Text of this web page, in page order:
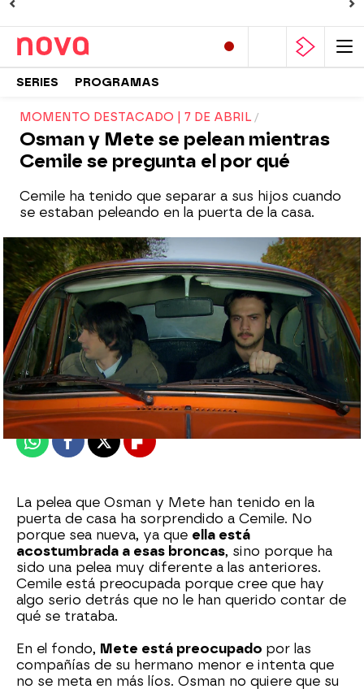
SERIES PROGRAMAS
MOMENTO DESTACADO | 7 DE ABRIL
Osman y Mete se pelean mientras
Cemile se pregunta el por qué
Cemile ha tenido que separar a sus hijos cuando
se estaban peleando en la puerta de la casa.
Nova
Madrid
Publicado:07 de abril de 2022, 21:49
WhatsappFacebook
X Flipboard
La pelea que Osman y Mete han tenido en la
puerta de casa ha sorprendido a Cemile. No
porque sea nueva, ya que ella está
acostumbrada a esas broncas, sino porque ha
sido una pelea muy diferente a las anteriores.
Cemile está preocupada porque cree que hay
algo serio detrás que no le han querido contar de
qué se trataba.
En el fondo, Mete está preocupado por las
compañías de su hermano menor e intenta que
no se meta en más líos. Osman no quiere que su